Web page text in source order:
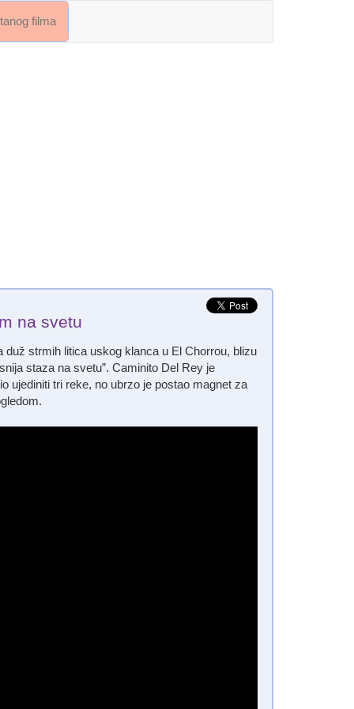
filma
na svetu
strmih litica uskog klanca u El Chorrou, blizu
staza na svetu”. Caminito Del Rey je
ujediniti tri reke, no ubrzo je postao magnet za